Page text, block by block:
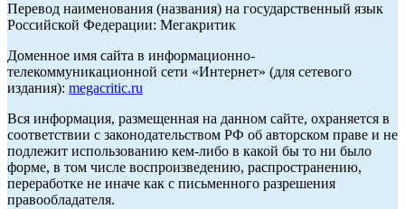
Перевод наименования (названия) на государственный язык
Российской Федерации: Мегакритик
Доменное имя сайта в информационно-
телекоммуникационной сети «Интернет» (для сетевого
издания): megacritic.ru
Вся информация, размещенная на данном сайте, охраняется в
соответствии с законодательством РФ об авторском праве и не
подлежит использованию кем-либо в какой бы то ни было
форме, в том числе воспроизведению, распространению,
переработке не иначе как с письменного разрешения
правообладателя.